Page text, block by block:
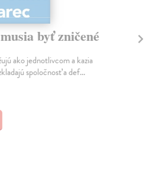
byť zničené
ako jednotlivcom a kazia
spoločnosť a def...